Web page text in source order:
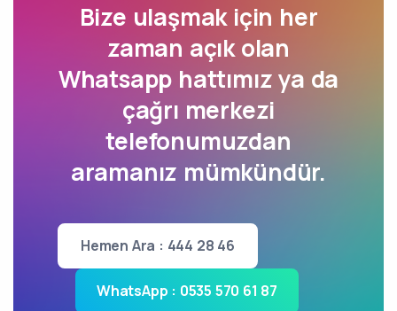
Bize ulaşmak için her
zaman açık olan
Whatsapp hattımız ya da
çağrı merkezi
telefonumuzdan
aramanız mümkündür.
Hemen Ara : 444 28 46
WhatsApp : 0535 570 61 87